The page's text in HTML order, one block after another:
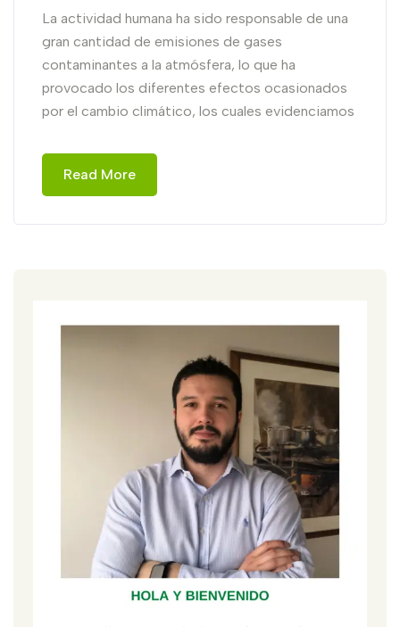
La actividad humana ha sido responsable de una
gran cantidad de emisiones de gases
contaminantes a la atmósfera, lo que ha
provocado los diferentes efectos ocasionados
por el cambio climático, los cuales evidenciamos
Read More